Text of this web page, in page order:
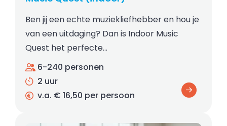
Ben jij een echte muziekliefhebber en hou je
van een uitdaging? Dan is Indoor Music
Quest het perfecte…
6-240 personen
2 uur
v.a. € 16,50 per persoon